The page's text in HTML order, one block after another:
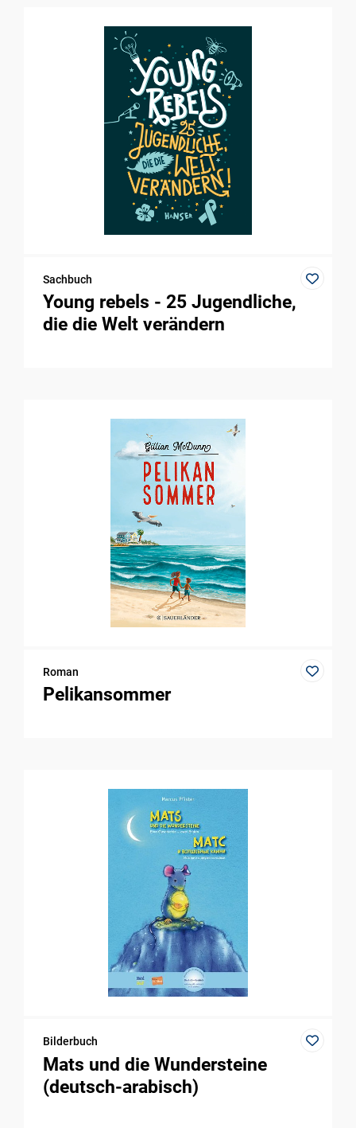
Sachbuch
Young rebels - 25 Jugendliche,
die die Welt verändern
Roman
Pelikansommer
Bilderbuch
Mats und die Wundersteine
(deutsch-arabisch)